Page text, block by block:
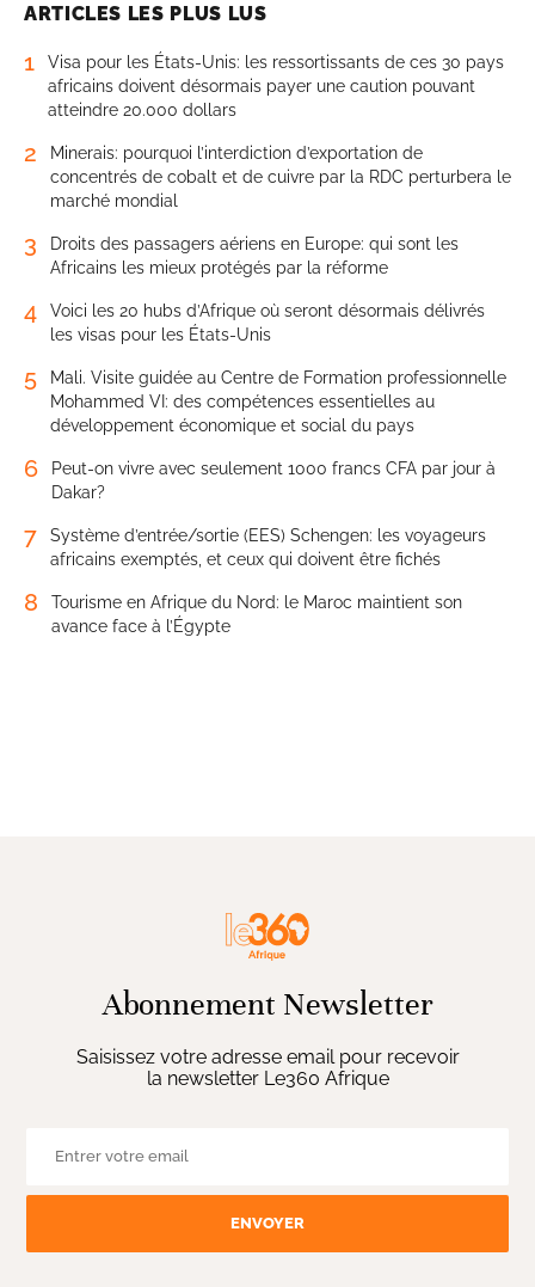
ARTICLES LES PLUS LUS
1
Visa pour les États-Unis: les ressortissants de ces 30 pays
africains doivent désormais payer une caution pouvant
atteindre 20.000 dollars
2
Minerais: pourquoi l’interdiction d’exportation de
concentrés de cobalt et de cuivre par la RDC perturbera le
marché mondial
3
Droits des passagers aériens en Europe: qui sont les
Africains les mieux protégés par la réforme
4
Voici les 20 hubs d’Afrique où seront désormais délivrés
les visas pour les États-Unis
5
Mali. Visite guidée au Centre de Formation professionnelle
Mohammed VI: des compétences essentielles au
développement économique et social du pays
6
Peut-on vivre avec seulement 1000 francs CFA par jour à
Dakar?
7
Système d’entrée/sortie (EES) Schengen: les voyageurs
africains exemptés, et ceux qui doivent être fichés
8
Tourisme en Afrique du Nord: le Maroc maintient son
avance face à l’Égypte
Abonnement Newsletter
Saisissez votre adresse email pour recevoir
la newsletter Le360 Afrique
ENVOYER